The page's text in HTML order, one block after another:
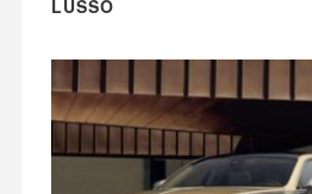
LUSSO